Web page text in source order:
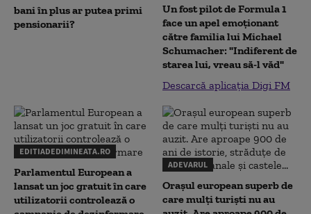
bani în plus ar putea primi
pensionarii?
Un fost pilot de Formula 1
face un apel emoționant
către familia lui Michael
Schumacher: "Indiferent de
starea lui, vreau să-l văd"
Descarcă aplicația Digi FM
EDITIADEDIMINEATA.RO
Parlamentul European a
lansat un joc gratuit în care
utilizatorii controlează o
ADEVARUL
Orașul european superb de
care mulți turiști nu au